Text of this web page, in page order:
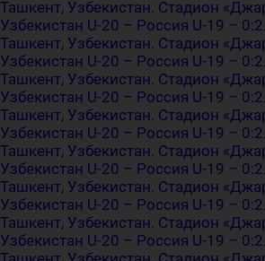
Ташкент, Узбекистан. Стадион
Узбекистан U-20 – Россия U-19 –
Ташкент, Узбекистан. Стадион
Узбекистан U-20 – Россия U-19 –
Ташкент, Узбекистан. Стадион
Узбекистан U-20 – Россия U-19 –
Ташкент, Узбекистан. Стадион
Узбекистан U-20 – Россия U-19 –
Ташкент, Узбекистан. Стадион
Узбекистан U-20 – Россия U-19 –
Ташкент, Узбекистан. Стадион
Узбекистан U-20 – Россия U-19 –
Ташкент, Узбекистан. Стадион
Узбекистан U-20 – Россия U-19 –